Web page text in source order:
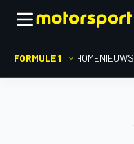
FORMULE 1 HOMENIEUWS